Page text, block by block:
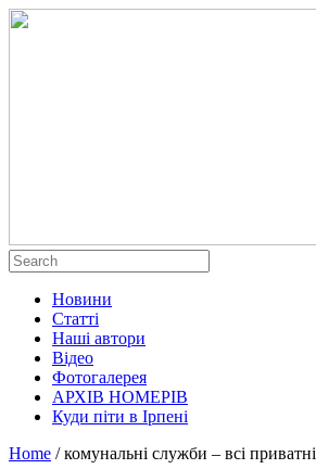
Новини
Статті
Наші автори
Відео
Фотогалерея
АРХІВ НОМЕРІВ
Куди піти в Ірпені
Home / комунальні служби – всі приватні